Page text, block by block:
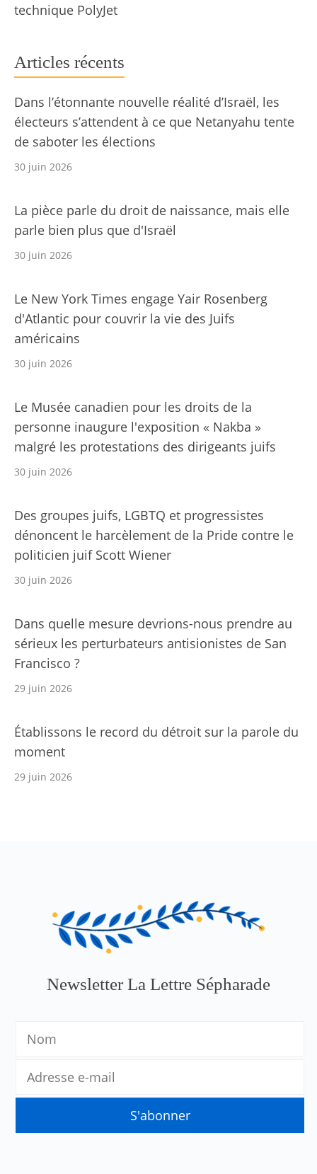
technique PolyJet
Articles récents
Dans l’étonnante nouvelle réalité d’Israël, les
électeurs s’attendent à ce que Netanyahu tente
de saboter les élections
30 juin 2026
La pièce parle du droit de naissance, mais elle
parle bien plus que d'Israël
30 juin 2026
Le New York Times engage Yair Rosenberg
d'Atlantic pour couvrir la vie des Juifs
américains
30 juin 2026
Le Musée canadien pour les droits de la
personne inaugure l'exposition « Nakba »
malgré les protestations des dirigeants juifs
30 juin 2026
Des groupes juifs, LGBTQ et progressistes
dénoncent le harcèlement de la Pride contre le
politicien juif Scott Wiener
30 juin 2026
Dans quelle mesure devrions-nous prendre au
sérieux les perturbateurs antisionistes de San
Francisco ?
29 juin 2026
Établissons le record du détroit sur la parole du
moment
29 juin 2026
Newsletter La Lettre Sépharade